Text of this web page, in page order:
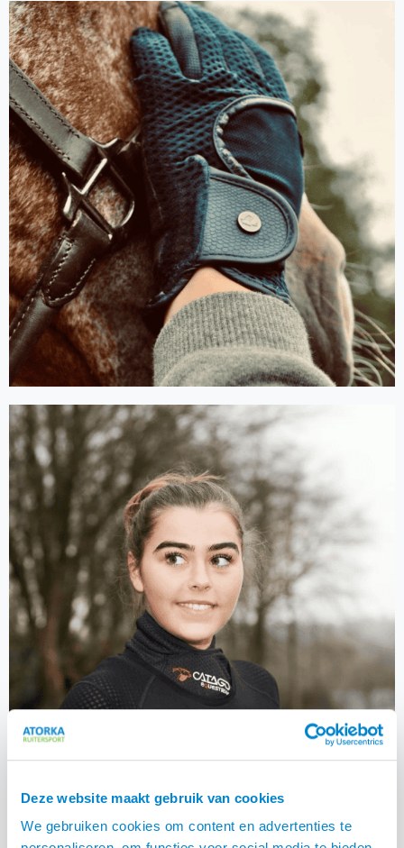
Deze website maakt gebruik van cookies
We gebruiken cookies om content en advertenties te